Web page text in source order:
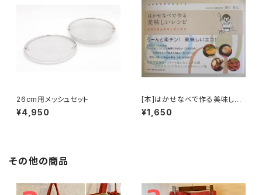
26cm用メッシュセット
¥4,950
[本]はかせなべで作る美味しい
レシピ ばるえさんのキッチンよ
り
¥1,650
その他の商品